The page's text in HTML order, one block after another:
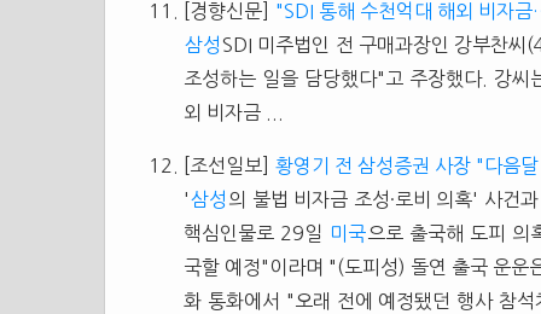
[경향신문]
"SDI 통해 수천억대 해외 비자
삼성 SDI 미주법인 전 구매과장인 강부찬
조성하는 일을 담당했다"고 주장했다. 강
외 비자금 ...
[조선일보] 황영기 전 삼성증권 사장 "다음
'삼성 의 불법 비자금 조성·로비 의혹' 사건
핵심인물로 29일 미국으로 출국해 도피 의
국할 예정"이라며 "(도피성) 돌연 출국 운운
화 통화에서 "오래 전에 예정됐던 행사 참석